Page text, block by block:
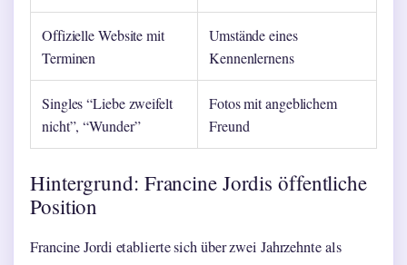
Offizielle Website mit
Terminen
Umstände eines
Kennenlernens
Singles “Liebe zweifelt
nicht”, “Wunder”
Fotos mit angeblichem
Freund
Hintergrund: Francine Jordis öffentliche
Position
Francine Jordi etablierte sich über zwei Jahrzehnte als